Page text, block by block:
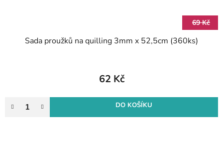
69 Kč
Sada proužků na quilling 3mm x 52,5cm (360ks)
62 Kč
DO KOŠÍKU